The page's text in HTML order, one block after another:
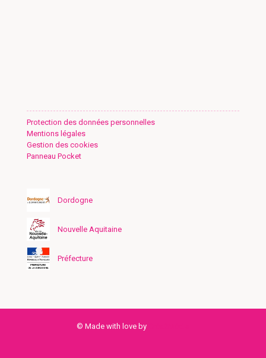
Protection des données personnelles
Mentions légales
Gestion des cookies
Panneau Pocket
Dordogne
Nouvelle Aquitaine
Préfecture
© Made with love by